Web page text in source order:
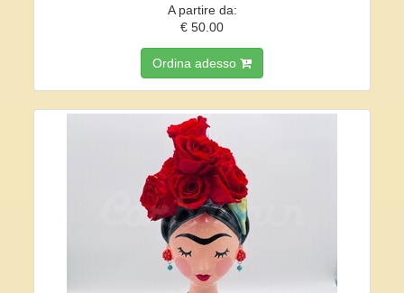
A partire da:
€ 50.00
Ordina adesso